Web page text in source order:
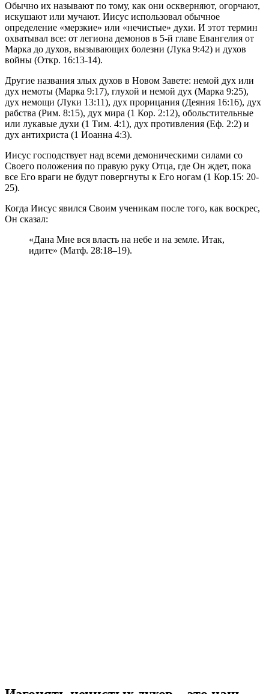
Обычно их называют по тому, как они оскверняют, огорчают,
искушают или мучают. Иисус использовал обычное
определение «мерзкие» или «нечистые» духи. И этот термин
охватывал все: от легиона демонов в 5-й главе Евангелия от
Марка до духов, вызывающих болезни (Лука 9:42) и духов
войны (Откр. 16:13-14).
Другие названия злых духов в Новом Завете: немой дух или
дух немоты (Марка 9:17), глухой и немой дух (Марка 9:25),
дух немощи (Луки 13:11), дух прорицания (Деяния 16:16), дух
рабства (Рим. 8:15), дух мира (1 Кор. 2:12), обольстительные
или лукавые духи (1 Тим. 4:1), дух противления (Еф. 2:2) и
дух антихриста (1 Иоанна 4:3).
Иисус господствует над всеми демоническими силами со
Своего положения по правую руку Отца, где Он ждет, пока
все Его враги не будут повергнуты к Его ногам (1 Кор.15: 20-
25).
Когда Иисус явился Своим ученикам после того, как воскрес,
Он сказал:
«Дана Мне вся власть на небе и на земле. Итак,
идите» (Матф. 28:18–19).